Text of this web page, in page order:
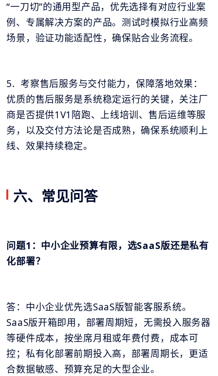
“一刀切”的通用型产品，优先选择有对应行业案
例、专属解决方案的产品。测试时模拟行业高频
场景，验证功能适配性，确保贴合业务流程。
5. 考察售后服务与交付能力，保障落地效果：
优质的售后服务是系统稳定运行的关键，关注厂
商是否提供1V1陪跑、上线培训、售后运维等服
务，以及交付方法论是否成熟，确保系统顺利上
线、效果持续稳定。
六、常见问答
问题1：中小企业预算有限，选SaaS版还是私有
化部署？
答：中小企业优先选SaaS版智能客服系统。
SaaS版开箱即用，部署周期短，无需投入服务器
等硬件成本，按坐席月租或年费付费，成本可
控；私有化部署前期投入高，部署周期长，更适
合数据敏感、预算充足的大型企业。